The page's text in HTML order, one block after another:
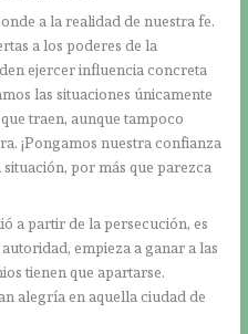
a la realidad de nuestra fe.
a los poderes de la
ejercer influencia concreta
las situaciones únicamente
traen, aunque tampoco
¡Pongamos nuestra confianza
por más que parezca
a partir de la persecución, es
empieza a ganar a las
tienen que apartarse.
alegría en aquella ciudad de